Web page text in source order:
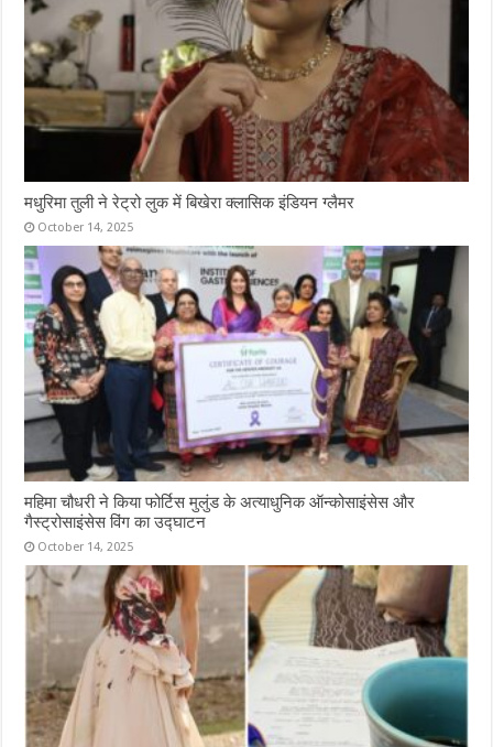
मधुरिमा तुली ने रेट्रो लुक में बिखेरा क्लासिक इंडियन ग्लैमर
October 14, 2025
महिमा चौधरी ने किया फोर्टिस मुलुंड के अत्याधुनिक ऑन्कोसाइंसेस और
गैस्ट्रोसाइंसेस विंग का उद्घाटन
October 14, 2025